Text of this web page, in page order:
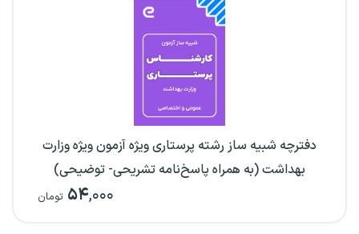
دفترچه شبیه ساز رشته پرستاری ویژه آزمون ویژه وزارت
بهداشت (به همراه پاسخ‌نامه تشریحی- توضیحی)
۵۴,۰۰۰ تومان